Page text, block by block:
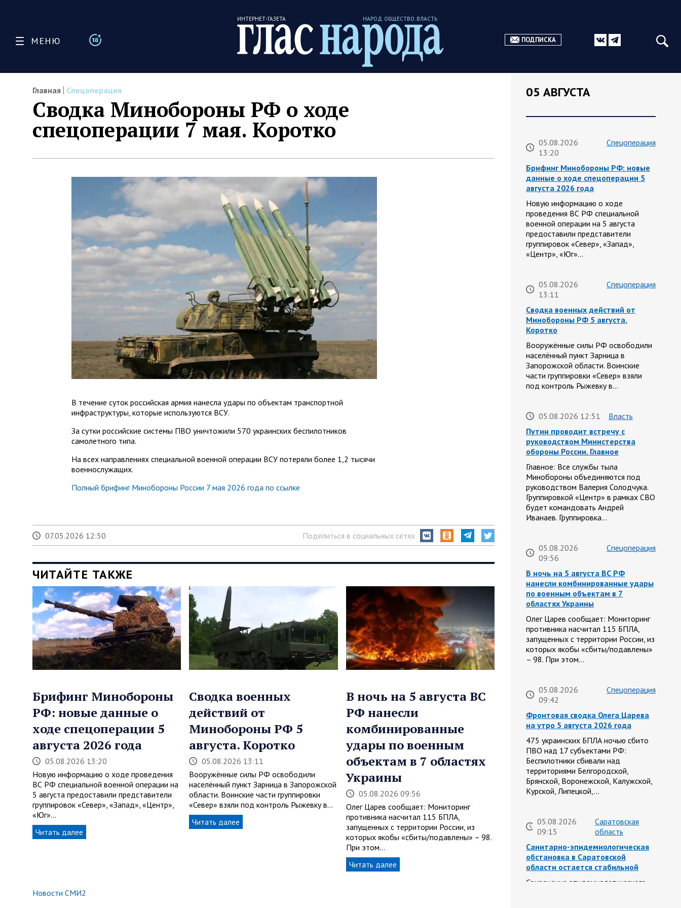
МЕНЮ
ИНТЕРНЕТ-ГАЗЕТА НАРОД. ОБЩЕСТВО. ВЛАСТЬ
ПОДПИСКА
Главная Спецоперация
Сводка Минобороны РФ о ходе
спецоперации 7 мая. Коротко
В течение суток российская армия нанесла удары по объектам транспортной
инфраструктуры, которые используются ВСУ.
За сутки российские системы ПВО уничтожили 570 украинских беспилотников
самолетного типа.
На всех направлениях специальной военной операции ВСУ потеряли более 1,2 тысячи
военнослужащих.
Полный брифинг Минобороны России 7 мая 2026 года по ссылке
07.05.2026 12:50 Поделиться в социальных сетях
ЧИТАЙТЕ ТАКЖЕ
Брифинг Минобороны
РФ: новые данные о
ходе спецоперации 5
августа 2026 года
05.08.2026 13:20
Новую информацию о ходе проведения
ВС РФ специальной военной операции на
5 августа предоставили представители
группировок «Север», «Запад», «Центр»,
«Юг»…
Читать далее
Сводка военных
действий от
Минобороны РФ 5
августа. Коротко
05.08.2026 13:11
Вооружённые силы РФ освободили
населённый пункт Зарница в Запорожской
области. Воинские части группировки
«Север» взяли под контроль Рыжевку в…
Читать далее
В ночь на 5 августа ВС
РФ нанесли
комбинированные
удары по военным
объектам в 7 областях
Украины
05.08.2026 09:56
Олег Царев сообщает: Мониторинг
противника насчитал 115 БПЛА,
запущенных с территории России, из
которых якобы «сбиты/подавлены» – 98.
При этом…
Читать далее
Новости СМИ2
05 АВГУСТА
05.08.2026
13:20
Спецоперация
Брифинг Минобороны РФ: новые
данные о ходе спецоперации 5
августа 2026 года
Новую информацию о ходе
проведения ВС РФ специальной
военной операции на 5 августа
предоставили представители
группировок «Север», «Запад»,
«Центр», «Юг»…
05.08.2026
13:11
Спецоперация
Сводка военных действий от
Минобороны РФ 5 августа.
Коротко
Вооружённые силы РФ освободили
населённый пункт Зарница в
Запорожской области. Воинские
части группировки «Север» взяли
под контроль Рыжевку в…
05.08.2026 12:51
Власть
Путин проводит встречу с
руководством Министерства
обороны России. Главное
Главное: Все службы тыла
Минобороны объединяются под
руководством Валерия Солодчука.
Группировкой «Центр» в рамках СВО
будет командовать Андрей
Иванаев. Группировка…
05.08.2026
09:56
Спецоперация
В ночь на 5 августа ВС РФ
нанесли комбинированные удары
по военным объектам в 7
областях Украины
Олег Царев сообщает: Мониторинг
противника насчитал 115 БПЛА,
запущенных с территории России, из
которых якобы «сбиты/подавлены»
– 98. При этом…
05.08.2026
09:42
Спецоперация
Фронтовая сводка Олега Царева
на утро 5 августа 2026 года
475 украинских БПЛА ночью сбито
ПВО над 17 субъектами РФ:
Беспилотники сбивали над
территориями Белгородской,
Брянской, Воронежской, Калужской,
Курской, Липецкой,…
05.08.2026
09:15
Саратовская
область
Санитарно-эпидемиологическая
обстановка в Саратовской
области остается стабильной
Сохранение эпидемиологического